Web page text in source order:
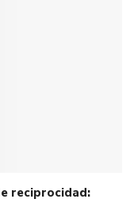
reciprocidad: